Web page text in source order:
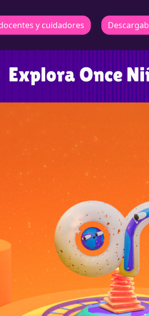
y cuidadores
Explora Once